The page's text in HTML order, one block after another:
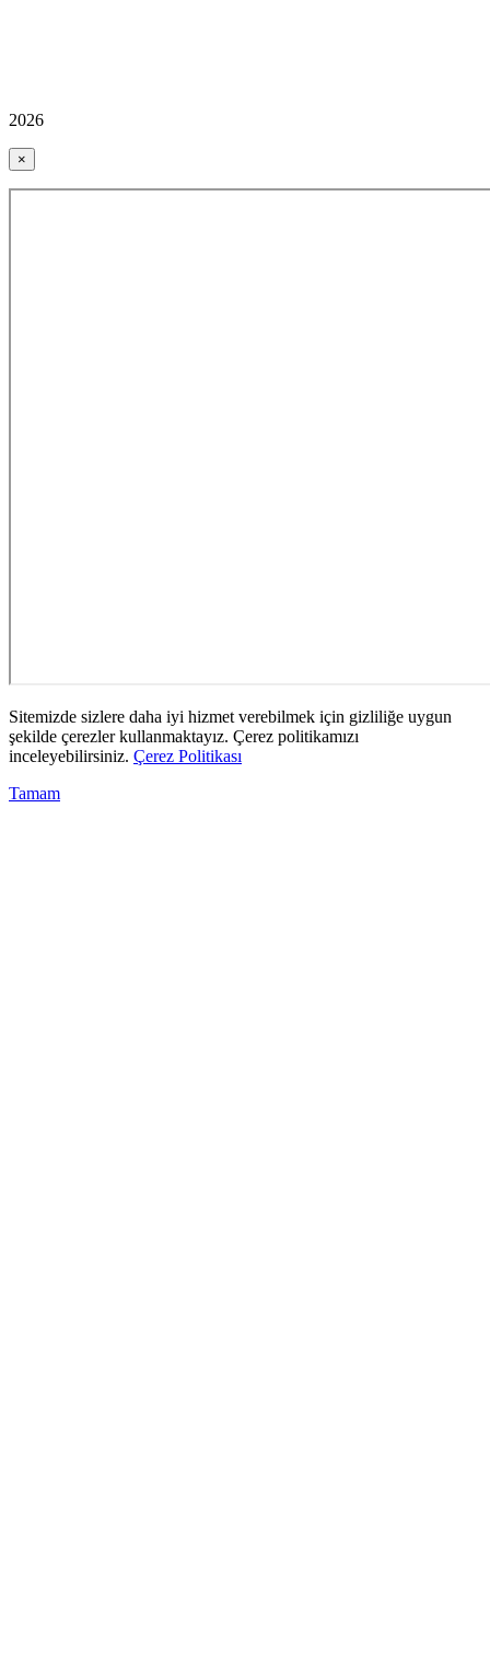
2026
×
Sitemizde sizlere daha iyi hizmet verebilmek için gizliliğe uygun
şekilde çerezler kullanmaktayız. Çerez politikamızı
inceleyebilirsiniz. Çerez Politikası
Tamam